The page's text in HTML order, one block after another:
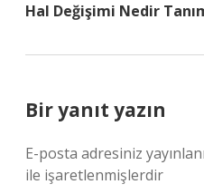
Hal Değişimi Nedir
Bir yanıt yazın
E-posta adresiniz
ile işaretlenmişlerdir